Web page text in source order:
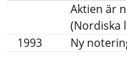
Aktien är
(Nordiska
1993
Ny